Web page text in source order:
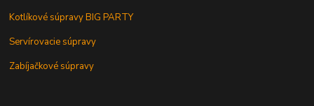
Kotlíkové súpravy BIG PARTY
Servírovacie súpravy
Zabíjačkové súpravy